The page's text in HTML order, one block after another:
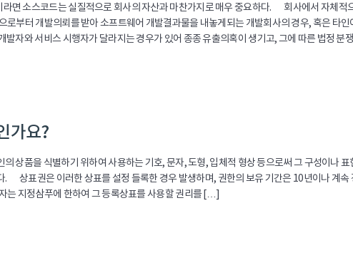
면 소스코드는 실질적으로 회사의 자산과 마찬가지로 매우 중요하다. 회사에서 자체적
로부터 개발의뢰를 받아 소프트웨어 개발결과물을 내놓게되는 개발회사의 경우, 혹은 타
발자와 서비스 시행자가 달라지는 경우가 있어 종종 유출의혹이 생기고, 그에 따른 법정 분
가요?
상품을 식별하기 위하여 사용하는 기호, 문자, 도형, 입체적 형상 등으로써 그 구성이나
. 상표권은 이러한 상표를 설정 들록한 경우 발생하며, 권한의 보유 기간은 10년이나 계속
는 지정삼푸에 한하여 그 등록상표를 사용할 권리를 […]